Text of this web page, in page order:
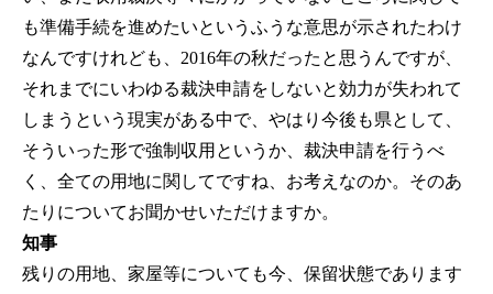
も準備手続を進めたいというふうな意思が示されたわけ
なんですけれども、2016年の秋だったと思うんですが、
それまでにいわゆる裁決申請をしないと効力が失われて
しまうという現実がある中で、やはり今後も県として、
そういった形で強制収用というか、裁決申請を行うべ
く、全ての用地に関してですね、お考えなのか。そのあ
たりについてお聞かせいただけますか。
知事
残りの用地、家屋等についても今、保留状態であります